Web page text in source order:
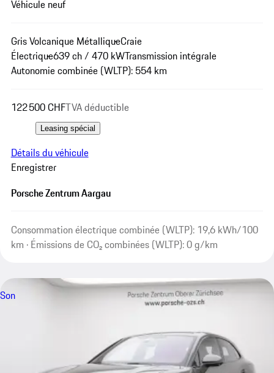
Véhicule neuf
Gris Volcanique MétalliqueCraie
Électrique639 ch / 470 kWTransmission intégrale
Autonomie combinée (WLTP): 554 km
122 500 CHFTVA déductible
Leasing spécial
Détails du véhicule
Enregistrer
Porsche Zentrum Aargau
Consommation électrique combinée (WLTP): 19,6 kWh/100
km · Émissions de CO₂ combinées (WLTP): 0 g/km
Son